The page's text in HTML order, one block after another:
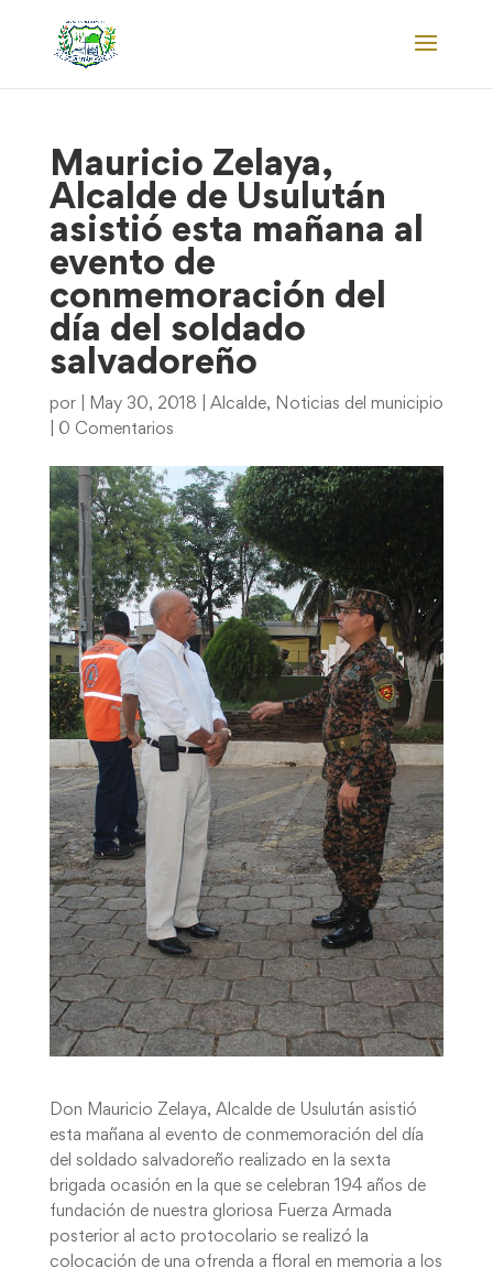
Mauricio Zelaya,
Alcalde de Usulután
asistió esta mañana al
evento de
conmemoración del
día del soldado
salvadoreño
por May 30, 2018 Alcalde,
Noticias del municipio
0 Comentarios
Don Mauricio Zelaya, Alcalde de Usulután asistió
esta mañana al evento de conmemoración del día
del soldado salvadoreño realizado en la sexta
brigada ocasión en la que se celebran 194 años de
fundación de nuestra gloriosa Fuerza Armada
posterior al acto protocolario se realizó la
colocación de una ofrenda a floral en memoria a los